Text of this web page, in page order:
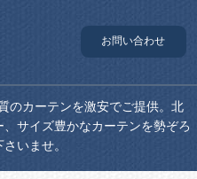
お問い合わせ
のカーテンを激安でご提供。北
サイズ豊かなカーテンを勢ぞろ
いませ。